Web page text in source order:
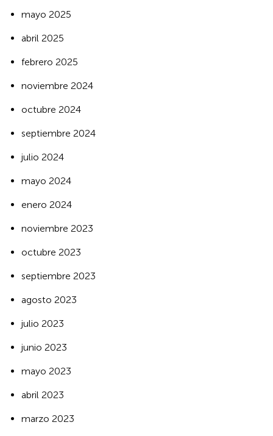
mayo 2025
abril 2025
febrero 2025
noviembre 2024
octubre 2024
septiembre 2024
julio 2024
mayo 2024
enero 2024
noviembre 2023
octubre 2023
septiembre 2023
agosto 2023
julio 2023
junio 2023
mayo 2023
abril 2023
marzo 2023